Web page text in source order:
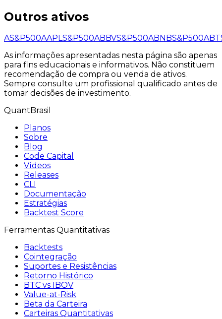
Outros ativos
AS&P500AAPLS&P500ABBVS&P500ABNBS&P500ABT
As informações apresentadas nesta página são apenas
para fins educacionais e informativos. Não constituem
recomendação de compra ou venda de ativos.
Sempre consulte um profissional qualificado antes de
tomar decisões de investimento.
QuantBrasil
Planos
Sobre
Blog
Code Capital
Vídeos
Releases
CLI
Documentação
Estratégias
Backtest Score
Ferramentas Quantitativas
Backtests
Cointegração
Suportes e Resistências
Retorno Histórico
BTC vs IBOV
Value-at-Risk
Beta da Carteira
Carteiras Quantitativas